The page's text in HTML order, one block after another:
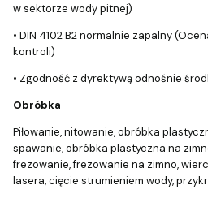
w sektorze wody pitnej)
• DIN 4102 B2 normalnie zapalny
kontroli)
• Zgodność z dyrektywą odnośnie
Obróbka
Piłowanie, nitowanie, obróbka
spawanie, obróbka plastyczna na
frezowanie, frezowanie na zimno,
lasera, cięcie strumieniem wody,